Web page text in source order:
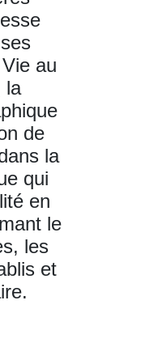
au
la
de
la
qui
en
le
les
et